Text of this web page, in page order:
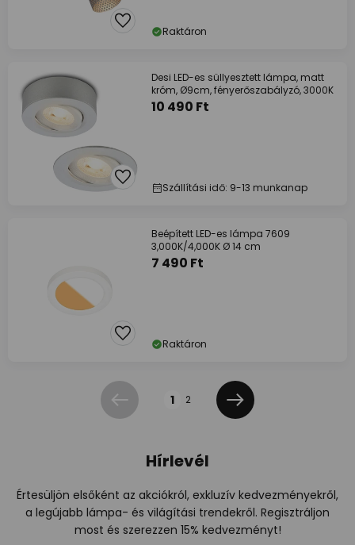
Raktáron
Desi LED-es süllyesztett lámpa, matt
króm, Ø9cm, fényerőszabályzó, 3000K
10 490 Ft
Szállítási idő: 9-13 munkanap
Beépített LED-es lámpa 7609
3,000K/4,000K Ø 14 cm
7 490 Ft
Raktáron
Előző 1 2
Következő
Hírlevél
Értesüljön elsőként az akciókról, exkluzív kedvezményekről,
a legújabb lámpa- és világítási trendekről. Regisztráljon
most és szerezzen 15% kedvezményt!